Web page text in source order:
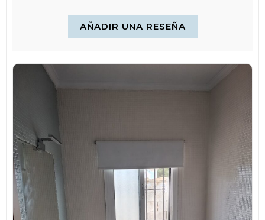
Limpieza con agua y amoniaco o cualquier desengrasante no muy
cepillos que arañen los
azulejos. Con agua y un trapito con nuestro producto de confianza
será más que suficiente para dejar la superficie perfecta.
La cantidad de manos va a depender del color de nuestros
azulejos y del color que vamos a aplicarle, no es lo mismo pintar
sobre base clara que sobre base oscura, ni es lo mismo pintar de
negro que de blanco.
RECOMENDACIONES
Debemos de esperar 7 días para lavarlo, no debemos de utilizar
AÑADIR UNA RESEÑA